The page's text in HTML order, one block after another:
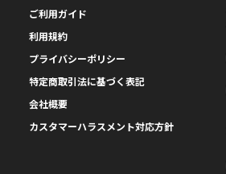
ご利用ガイド
利用規約
プライバシーポリシー
特定商取引法に基づく表記
会社概要
カスタマーハラスメント対応方針